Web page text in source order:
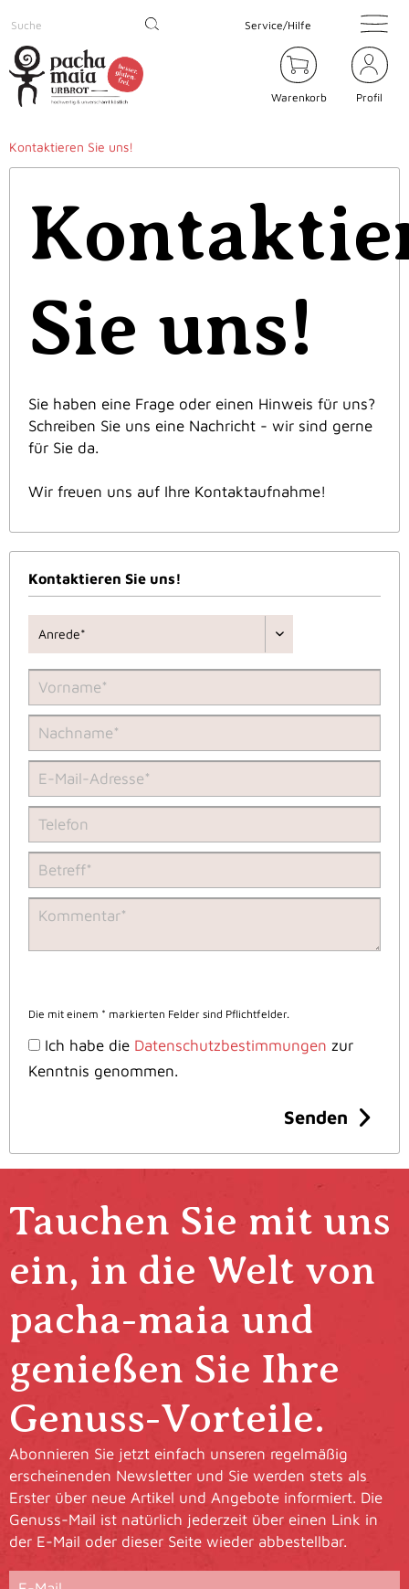
Service/Hilfe
Warenkorb Profil
Kontaktieren Sie uns!
Sie uns!
Sie haben eine Frage oder einen Hinweis für uns?
Schreiben Sie uns eine Nachricht - wir sind gerne
für Sie da.
Wir freuen uns auf Ihre Kontaktaufnahme!
Kontaktieren Sie uns!
Die mit einem * markierten Felder sind Pflichtfelder.
Ich habe die Datenschutzbestimmungen zur
Kenntnis genommen.
Senden
Tauchen Sie mit uns
ein, in die Welt von
pacha-maia und
genießen Sie Ihre
Genuss-Vorteile.
Abonnieren Sie jetzt einfach unseren regelmäßig
erscheinenden Newsletter und Sie werden stets als
Erster über neue Artikel und Angebote informiert. Die
Genuss-Mail ist natürlich jederzeit über einen Link in
der E-Mail oder dieser Seite wieder abbestellbar.